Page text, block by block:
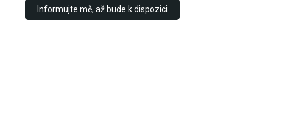
Informujte mě, až bude k dispozici